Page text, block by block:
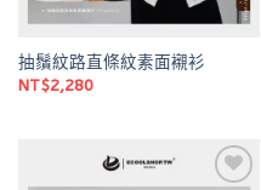
抽鬚紋路直條紋素面襯衫
NT$2,280